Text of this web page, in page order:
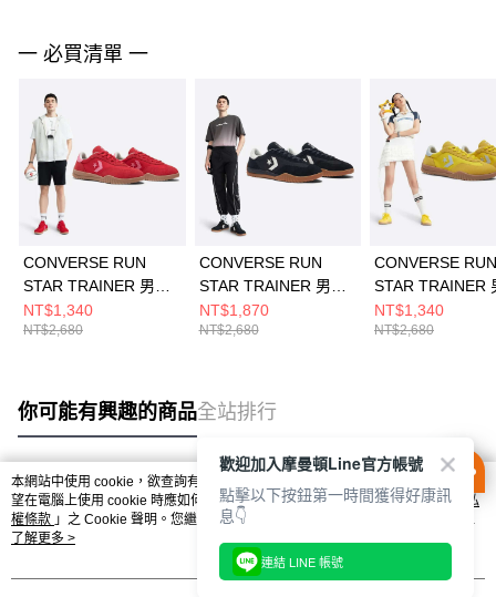
一 必買清單 一
CONVERSE RUN
STAR TRAINER 男女
流星復古運動鞋
A10371C
NT$1,340
NT$2,680
CONVERSE RUN
STAR TRAINER 男女
流星復古運動鞋
A08263C
NT$1,870
NT$2,680
CONVERSE RUN
STAR TRAINER
流星復古運動鞋
A10373C
NT$1,340
NT$2,680
你可能有興趣的商品全站排行
熱門標籤
本網站中使用 cookie，欲查詢有關本網站使用 cookie 方式之詳情，及若您不希
望在電腦上使用 cookie 時應如何變更電腦的 cookie 設定，請參閱本網站「
隱私
權條款 」之 Cookie 聲明。您繼續使用本網站即表示您同意本公司得按本網站使
用條款之 Cookie 聲明使用 cookie。
了解更多 >
歡迎加入摩曼頓Line官方帳號
點擊以下按鈕第一時間獲得好康訊
息👇
連結 LINE 帳號